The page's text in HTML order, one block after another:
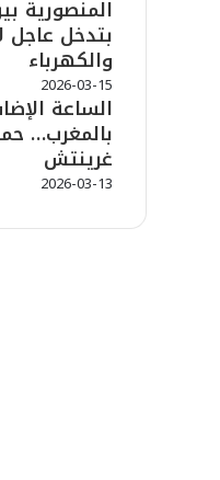
ق
المنصورية
بتدخل عاجل
والكهرباء
2026-03-15
الساعة
بالمغرب…
غرينتش
2026-03-13